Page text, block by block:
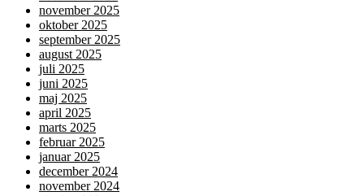
november 2025
oktober 2025
september 2025
august 2025
juli 2025
juni 2025
maj 2025
april 2025
marts 2025
februar 2025
januar 2025
december 2024
november 2024